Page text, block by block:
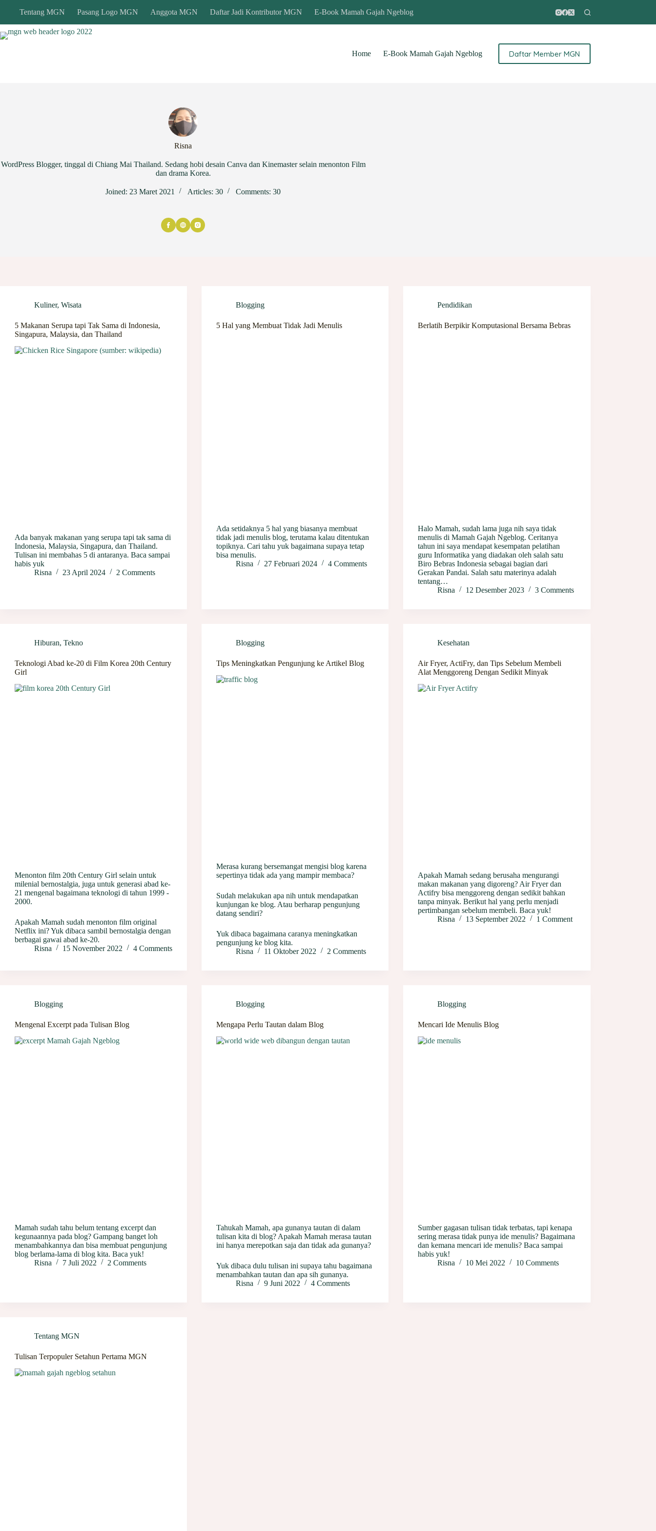
Tentang MGN Pasang Logo MGN Anggota MGN Daftar Jadi Kontributor MGN E-Book Mamah Gajah Ngeblog
Home E-Book Mamah Gajah Ngeblog Daftar Member MGN
Risna
WordPress Blogger, tinggal di Chiang Mai Thailand. Sedang hobi desain Canva dan Kinemaster selain menonton Film
dan drama Korea.
Joined: 23 Maret 2021 Articles: 30 Comments: 30
Kuliner, Wisata
5 Makanan Serupa tapi Tak Sama di Indonesia,
Singapura, Malaysia, dan Thailand
Ada banyak makanan yang serupa tapi tak sama di
Indonesia, Malaysia, Singapura, dan Thailand.
Tulisan ini membahas 5 di antaranya. Baca sampai
habis yuk
Risna
23 April 2024 2 Comments
Blogging
5 Hal yang Membuat Tidak Jadi Menulis
Ada setidaknya 5 hal yang biasanya membuat
tidak jadi menulis blog, terutama kalau ditentukan
topiknya. Cari tahu yuk bagaimana supaya tetap
bisa menulis.
Risna
27 Februari 2024 4 Comments
Pendidikan
Berlatih Berpikir Komputasional Bersama Bebras
Halo Mamah, sudah lama juga nih saya tidak
menulis di Mamah Gajah Ngeblog. Ceritanya
tahun ini saya mendapat kesempatan pelatihan
guru Informatika yang diadakan oleh salah satu
Biro Bebras Indonesia sebagai bagian dari
Gerakan Pandai. Salah satu materinya adalah
tentang…
Risna
12 Desember 2023 3 Comments
Hiburan, Tekno
Teknologi Abad ke-20 di Film Korea 20th Century
Girl
Menonton film 20th Century Girl selain untuk
milenial bernostalgia, juga untuk generasi abad ke-
21 mengenal bagaimana teknologi di tahun 1999 -
2000.
Apakah Mamah sudah menonton film original
Netflix ini? Yuk dibaca sambil bernostalgia dengan
berbagai gawai abad ke-20.
Risna
15 November 2022 4 Comments
Blogging
Tips Meningkatkan Pengunjung ke Artikel Blog
Merasa kurang bersemangat mengisi blog karena
sepertinya tidak ada yang mampir membaca?
Sudah melakukan apa nih untuk mendapatkan
kunjungan ke blog. Atau berharap pengunjung
datang sendiri?
Yuk dibaca bagaimana caranya meningkatkan
pengunjung ke blog kita.
Risna
11 Oktober 2022 2 Comments
Kesehatan
Air Fryer, ActiFry, dan Tips Sebelum Membeli
Alat Menggoreng Dengan Sedikit Minyak
Apakah Mamah sedang berusaha mengurangi
makan makanan yang digoreng? Air Fryer dan
Actifry bisa menggoreng dengan sedikit bahkan
tanpa minyak. Berikut hal yang perlu menjadi
pertimbangan sebelum membeli. Baca yuk!
Risna
13 September 2022 1 Comment
Blogging
Mengenal Excerpt pada Tulisan Blog
Mamah sudah tahu belum tentang excerpt dan
kegunaannya pada blog? Gampang banget loh
menambahkannya dan bisa membuat pengunjung
blog berlama-lama di blog kita. Baca yuk!
Risna
7 Juli 2022 2 Comments
Blogging
Mengapa Perlu Tautan dalam Blog
Tahukah Mamah, apa gunanya tautan di dalam
tulisan kita di blog? Apakah Mamah merasa tautan
ini hanya merepotkan saja dan tidak ada gunanya?
Yuk dibaca dulu tulisan ini supaya tahu bagaimana
menambahkan tautan dan apa sih gunanya.
Risna
9 Juni 2022 4 Comments
Blogging
Mencari Ide Menulis Blog
Sumber gagasan tulisan tidak terbatas, tapi kenapa
sering merasa tidak punya ide menulis? Bagaimana
dan kemana mencari ide menulis? Baca sampai
habis yuk!
Risna
10 Mei 2022 10 Comments
Tentang MGN
Tulisan Terpopuler Setahun Pertama MGN